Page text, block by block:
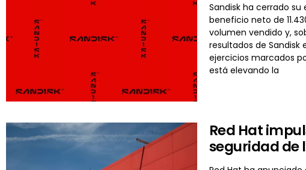
Sandisk ha cerrado su
beneficio neto de
volumen vendido y,
resultados de
ejercicios marcados
está elevando la
Red Hat
seguridad de